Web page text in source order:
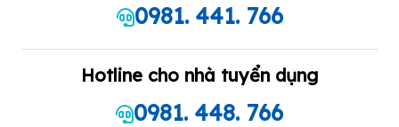
0981. 441. 766
Hotline cho nhà tuyển dụng
0981. 448. 766